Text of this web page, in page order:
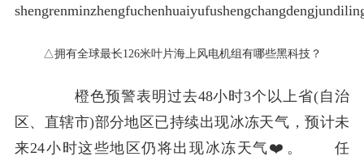
△拥有全球最长126米叶片海上风电机组有哪些黑科技？
橙色预警表明过去48小时3个以上省(自治
区、直辖市)部分地区已持续出现冰冻天气，预计未
来24小时这些地区仍将出现冰冻天气❤️。 任